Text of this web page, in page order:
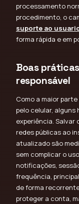
processamento
procedimento, o
suporte ao
forma rápida e em
Boas
responsável
Como a maior
pelo celular,
experiência.
redes públicas ao
atualizado são
sem complicar o
notificações,
frequência,
de forma
proteger a conta,